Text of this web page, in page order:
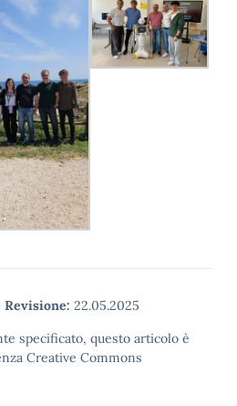
Revisione: 22.05.2025
specificato, questo articolo è
Creative Commons